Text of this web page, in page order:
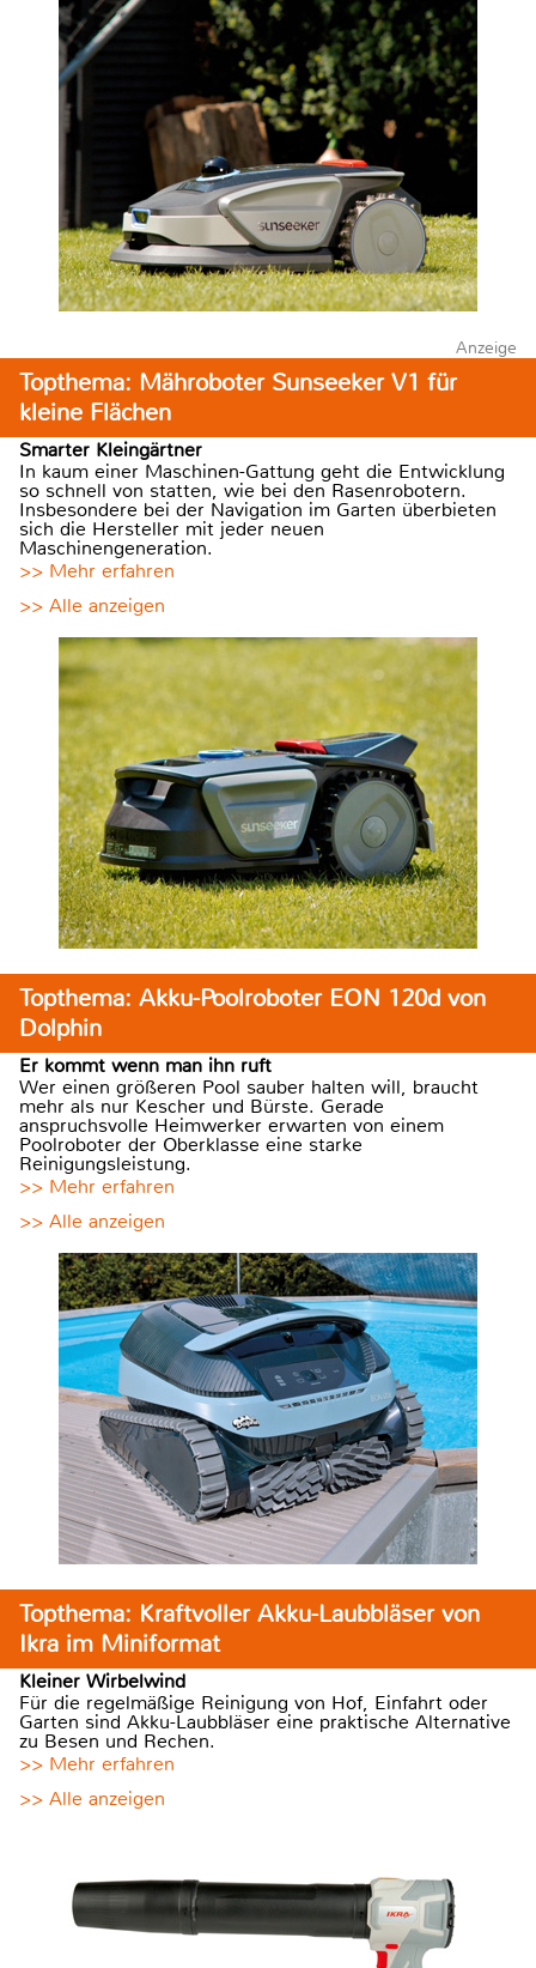
Anzeige
Topthema: Mähroboter Sunseeker V1 für
kleine Flächen
Smarter Kleingärtner
In kaum einer Maschinen-Gattung geht die Entwicklung
so schnell von statten, wie bei den Rasenrobotern.
Insbesondere bei der Navigation im Garten überbieten
sich die Hersteller mit jeder neuen
Maschinengeneration.
>> Mehr erfahren
>> Alle anzeigen
Topthema: Akku-Poolroboter EON 120d von
Dolphin
Er kommt wenn man ihn ruft
Wer einen größeren Pool sauber halten will, braucht
mehr als nur Kescher und Bürste. Gerade
anspruchsvolle Heimwerker erwarten von einem
Poolroboter der Oberklasse eine starke
Reinigungsleistung.
>> Mehr erfahren
>> Alle anzeigen
Topthema: Kraftvoller Akku-Laubbläser von
Ikra im Miniformat
Kleiner Wirbelwind
Für die regelmäßige Reinigung von Hof, Einfahrt oder
Garten sind Akku-Laubbläser eine praktische Alternative
zu Besen und Rechen.
>> Mehr erfahren
>> Alle anzeigen